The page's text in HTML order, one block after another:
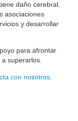
daño cerebral.
asociaciones
y desarrollar
para afrontar
superarlos.
con nosotros.